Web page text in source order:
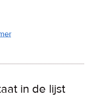
in de lijst